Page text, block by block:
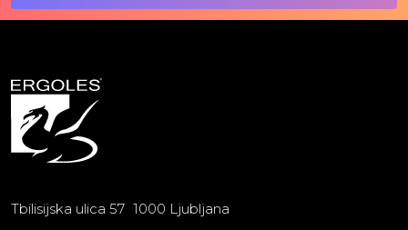
Tbilisijska ulica 57 1000 Ljubljana